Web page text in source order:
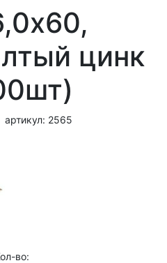
цинк
артикул: 2565
во: